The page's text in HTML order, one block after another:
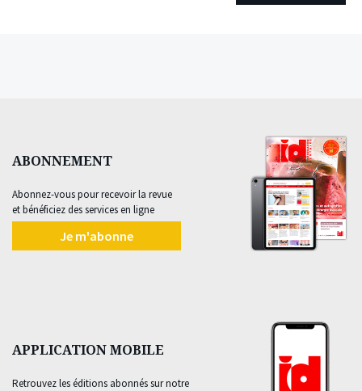
ABONNEMENT
Abonnez-vous pour recevoir la revue
et bénéficiez des services en ligne
Je m'abonne
APPLICATION MOBILE
Retrouvez les éditions abonnés sur notre